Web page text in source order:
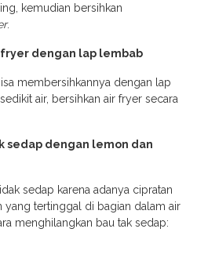
kemudian bersihkan
.
fryer dengan lap lembab
membersihkannya dengan lap
air, bersihkan air fryer secara
sedap dengan lemon dan
sedap karena adanya cipratan
yang tertinggal di bagian dalam air
menghilangkan bau tak sedap: